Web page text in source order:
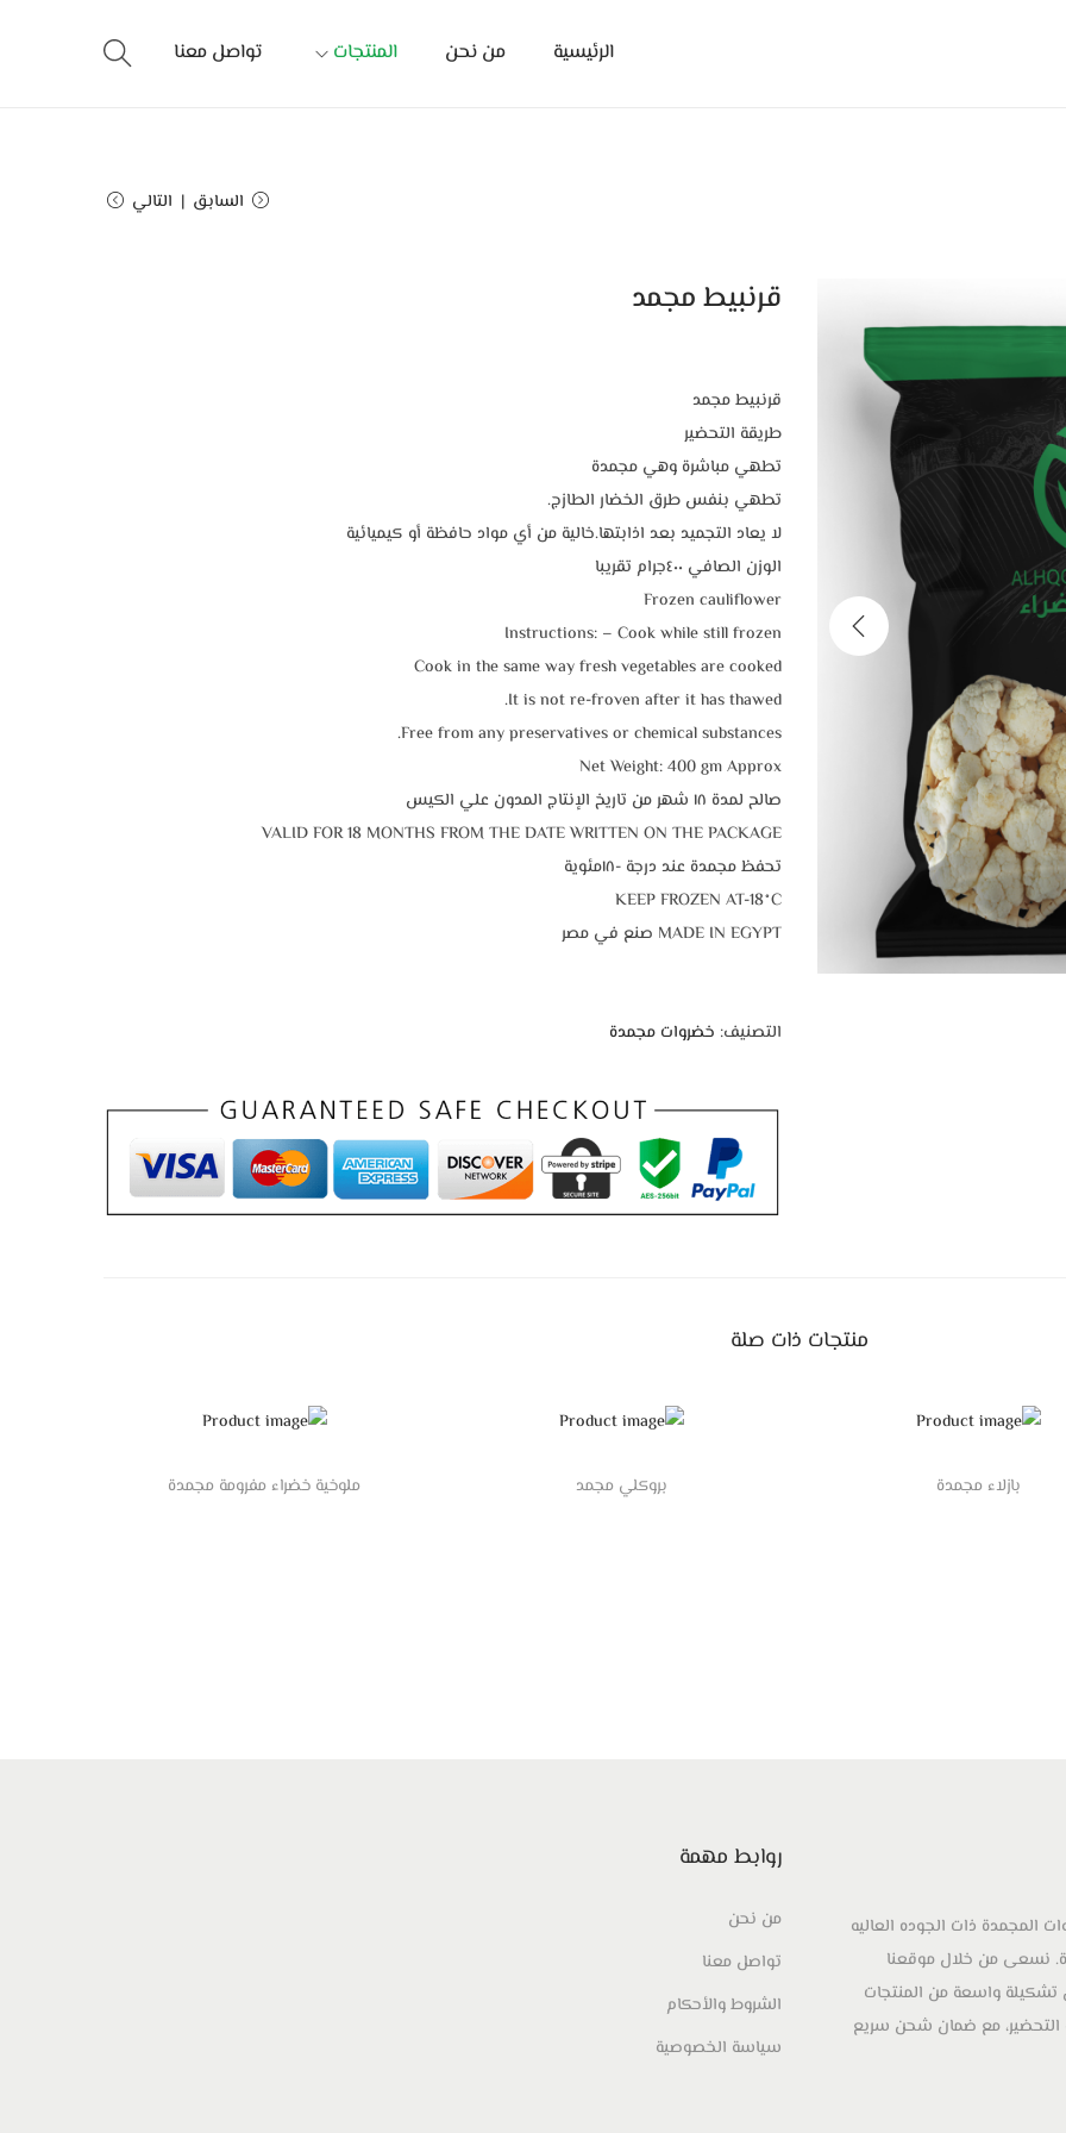
الرئيسية من نحن المنتجات تواصل معنا
السابق التالي
قرنبيط مجمد
قرنبيط مجمد
طريقة التحضير
تطهي مباشرة وهي مجمدة
تطهي بنفس طرق الخضار الطازج.
لا يعاد التجميد بعد اذابتها.خالية من أي مواد حافظة أو كيميائية
الوزن الصافي ٤٠٠جرام تقريبا
Frozen cauliflower
Instructions: – Cook while still frozen
Cook in the same way fresh vegetables are cooked
It is not re-froven after it has thawed.
Free from any preservatives or chemical substances.
Net Weight: 400 gm Approx
صالح لمدة ١٨ شهر من تاريخ الإنتاج المدون علي الكيس
VALID FOR 18 MONTHS FROM THE DATE WRITTEN ON THE PACKAGE
تحفظ مجمدة عند درجة -١٨مئوية
KEEP FROZEN AT-18°C
MADE IN EGYPT صنع في مصر
التصنيف: خضروات مجمدة
منتجات ذات صلة
بازلاء مجمدة بروكلي مجمد ملوخية خضراء مفرومة مجمدة
روابط مهمة
من نحن
تواصل معنا
الشروط والأحكام
سياسة الخصوصية
المجمدة ذات الجوده العاليه
نسعى من خلال موقعنا
تشكيلة واسعة من المنتجات
التحضير، مع ضمان شحن سريع